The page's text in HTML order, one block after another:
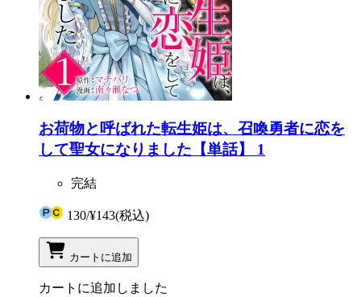
お荷物と呼ばれた転生姫は、召喚勇者に恋を
して聖女になりました【単話】 1
完結
130/¥143(税込)
カートに追加
カートに追加しました